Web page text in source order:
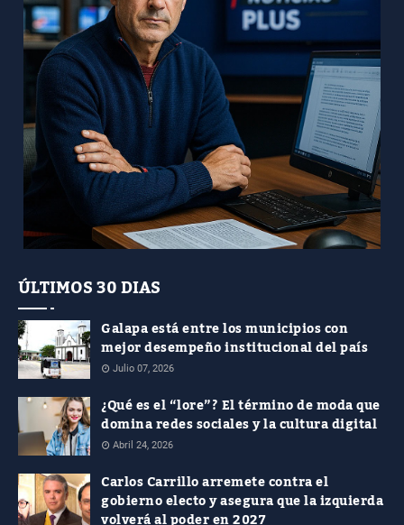
ÚLTIMOS 30 DIAS
Galapa está entre los municipios con
mejor desempeño institucional del país
Julio 07, 2026
¿Qué es el “lore”? El término de moda que
domina redes sociales y la cultura digital
Abril 24, 2026
Carlos Carrillo arremete contra el
gobierno electo y asegura que la izquierda